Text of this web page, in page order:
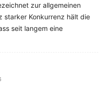
zur allgemeinen
starker Konkurrenz hält die
seit langem eine